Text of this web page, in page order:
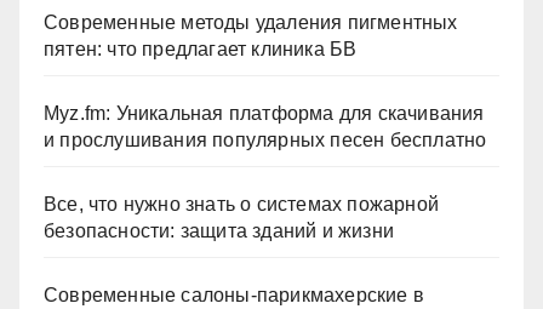
Современные методы удаления пигментных
пятен: что предлагает клиника БВ
Myz.fm: Уникальная платформа для скачивания
и прослушивания популярных песен бесплатно
Все, что нужно знать о системах пожарной
безопасности: защита зданий и жизни
Современные салоны-парикмахерские в